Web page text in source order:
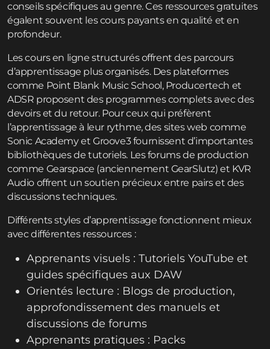
conseils spécifiques au genre. Ces ressources gratuites
égalent souvent les cours payants en qualité et en
profondeur.
Les cours en ligne structurés offrent des parcours
d’apprentissage plus organisés. Des plateformes
comme Point Blank Music School, Producertech et
ADSR proposent des programmes complets avec des
devoirs et du retour. Pour ceux qui préfèrent
l’apprentissage à leur rythme, des sites web comme
Sonic Academy et Groove3 fournissent d’importantes
bibliothèques de tutoriels. Les forums de production
comme Gearspace (anciennement GearSlutz) et KVR
Audio offrent un soutien précieux entre pairs et des
discussions techniques.
Différents styles d’apprentissage fonctionnent mieux
avec différentes ressources :
Apprenants visuels : Tutoriels YouTube et
guides spécifiques aux DAW
Orientés lecture : Blogs de production,
approfondissement des manuels et
discussions de forums
Apprenants pratiques : Packs